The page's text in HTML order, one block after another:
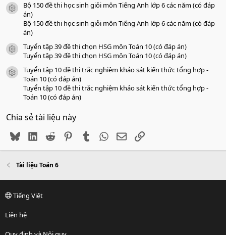
icon tài liệu
Bộ 150 đề thi học sinh giỏi môn Tiếng Anh lớp 6 các năm (có đáp
án)
Bộ 150 đề thi học sinh giỏi môn Tiếng Anh lớp 6 các năm (có đáp
án)
icon tài liệu
Tuyển tập 39 đề thi chọn HSG môn Toán 10 (có đáp án)
Tuyển tập 39 đề thi chọn HSG môn Toán 10 (có đáp án)
icon tài liệu
Tuyển tập 10 đề thi trắc nghiệm khảo sát kiến thức tổng hợp -
Toán 10 (có đáp án)
Tuyển tập 10 đề thi trắc nghiệm khảo sát kiến thức tổng hợp -
Toán 10 (có đáp án)
Chia sẻ tài liệu này
BlueskyLinkedIn
Reddit PinterestTumblr WhatsApp
EmailLink
Tài liệu Toán 6
Tiếng Việt
Liên hệ